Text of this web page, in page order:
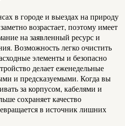
в городе и выездах на природу
возрастает, поэтому имеет
на заявленный ресурс и
Возможность легко очистить
элементы и безопасно
делает еженедельные
и предсказуемыми. Когда вы
за корпусом, кабелями и
сохраняет качество
в источник лишних